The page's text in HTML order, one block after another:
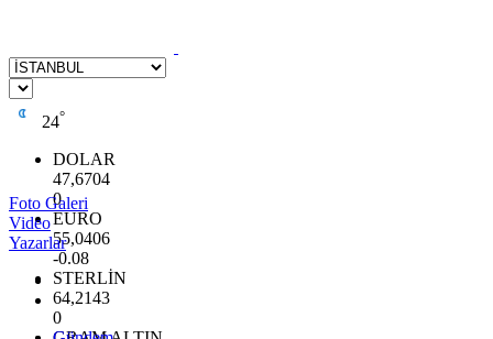
24°
DOLAR
47,6704
0
EURO
55,0406
-0.08
STERLİN
64,2143
0
Foto Galeri
Video
Yazarlar